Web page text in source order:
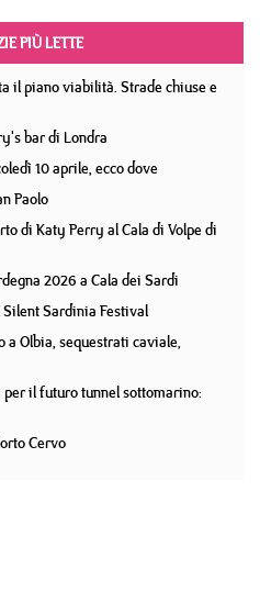
PIÙ LETTE
il piano viabilità. Strade chiuse e
bar di Londra
10 aprile, ecco dove
Paolo
di Katy Perry al Cala di Volpe di
2026 a Cala dei Sardi
Sardinia Festival
Olbia, sequestrati caviale,
il futuro tunnel sottomarino:
Cervo